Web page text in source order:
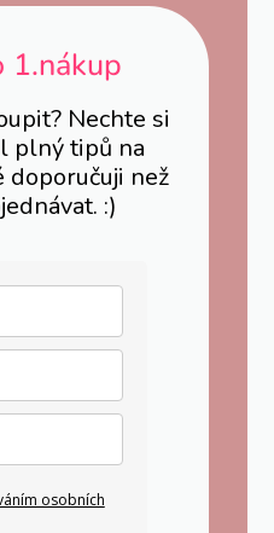
1.nákup
Nechte si
plný tipů na
doporučuji než
:)
osobních